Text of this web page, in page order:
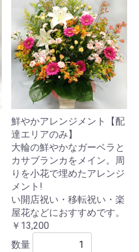
鮮やかアレンジメント【配
達エリアのみ】
大輪の鮮やかなガーベラと
カサブランカをメイン。周
りを小花で埋めたアレンジ
メント!
い開店祝い・移転祝い・楽
屋花などにおすすめです。
￥13,200
数量